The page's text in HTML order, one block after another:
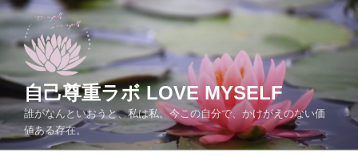
コ
ン
ツ
へ
ス
キ
自己尊重ラボ LOVE MYSELF
誰がなんといおうと、私は私。今この自分で、かけがえのない価
値ある存在。